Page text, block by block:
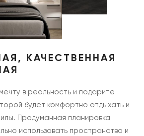
КАЧЕСТВЕННАЯ
в реальность и подарите
будет комфортно отдыхать и
Продуманная планировка
использовать пространство и